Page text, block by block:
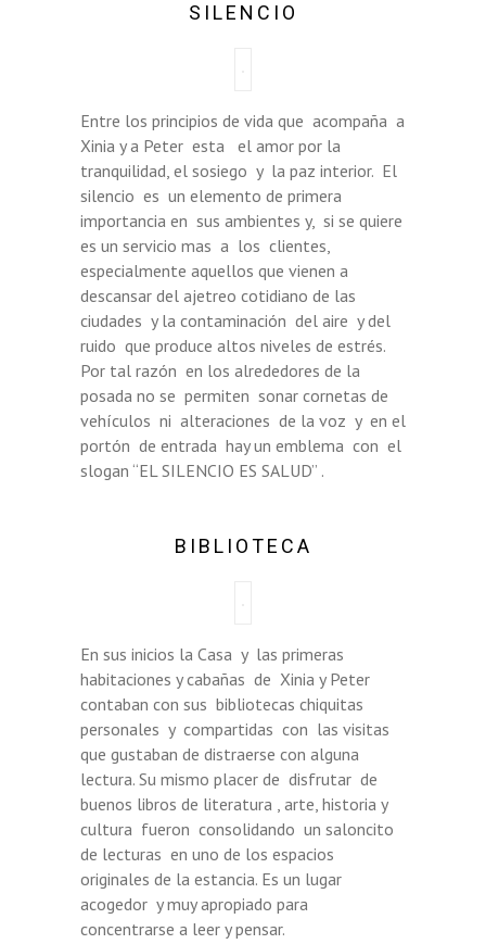
SILENCIO
Entre los principios de vida que acompaña a
Xinia y a Peter esta el amor por la
tranquilidad, el sosiego y la paz interior. El
silencio es un elemento de primera
importancia en sus ambientes y, si se quiere
es un servicio mas a los clientes,
especialmente aquellos que vienen a
descansar del ajetreo cotidiano de las
ciudades y la contaminación del aire y del
ruido que produce altos niveles de estrés.
Por tal razón en los alrededores de la
posada no se permiten sonar cornetas de
vehículos ni alteraciones de la voz y en el
portón de entrada hay un emblema con el
slogan “EL SILENCIO ES SALUD” .
BIBLIOTECA
En sus inicios la Casa y las primeras
habitaciones y cabañas de Xinia y Peter
contaban con sus bibliotecas chiquitas
personales y compartidas con las visitas
que gustaban de distraerse con alguna
lectura. Su mismo placer de disfrutar de
buenos libros de literatura , arte, historia y
cultura fueron consolidando un saloncito
de lecturas en uno de los espacios
originales de la estancia. Es un lugar
acogedor y muy apropiado para
concentrarse a leer y pensar.